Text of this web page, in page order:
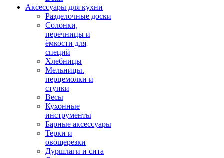
Аксессуары для кухни
Разделочные доски
Солонки,
перечницы и
ёмкости для
специй
Хлебницы
Мельницы.
перцемолки и
ступки
Весы
Кухонные
инструменты
Барные аксессуары
Терки и
овощерезки
Дуршлаги и сита